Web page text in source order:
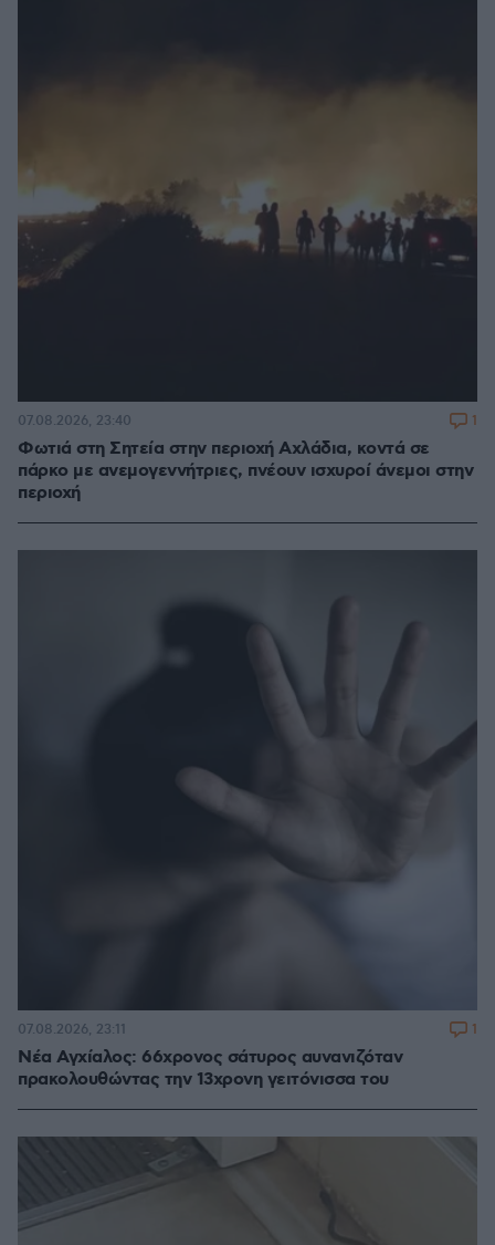
Φωτιά στη Σητεία στην περιοχή Αχλάδια, κοντά σε
πάρκο με ανεμογεννήτριες, πνέουν ισχυροί άνεμοι στην
περιοχή
07.08.2026, 23:40 1
Νέα Αγχίαλος: 66χρονος σάτυρος αυνανιζόταν
πρακολουθώντας την 13χρονη γειτόνισσα του
07.08.2026, 23:11 1